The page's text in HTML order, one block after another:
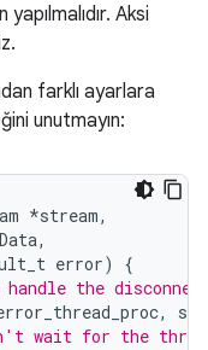
Aksi
farklı ayarlara
unutmayın:
*stream,
,
error)
{
the
,
wait for the